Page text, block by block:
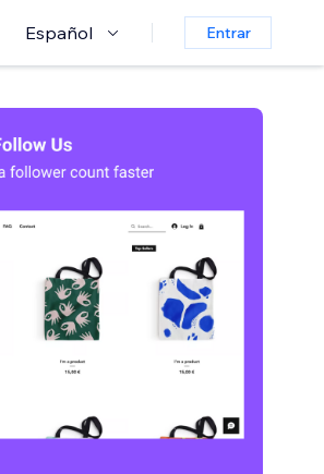
Español Entrar